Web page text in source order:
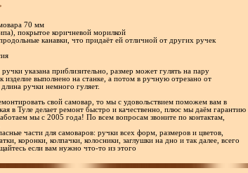
70 мм
покрытое коричневой морилкой
канавки, что придаёт ей отличной от других ручек
указана приблизительно, размер может гулять на пару
изделие выполнено на станке, а потом в ручную отрезано от
ручки немного гуляет.
свой самовар, то мы с удовольствием поможем вам в
в Туле делает ремонт быстро и качественно, плюс мы даём гарантию
мы с 2005 года! По всем вопросам звоните по контактам,
части для самоваров: ручки всех форм, размеров и цветов,
коронки, колпачки, колосники, заглушки на дно и так далее, всего
если вам нужно что-то из этого